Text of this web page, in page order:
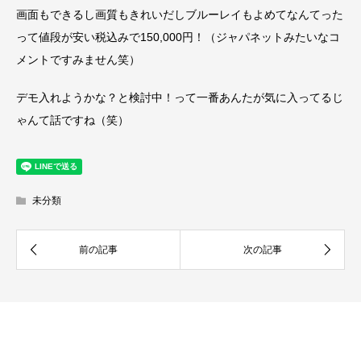
画面もできるし画質もきれいだしブルーレイもよめてなんてった
って値段が安い税込みで150,000円！（ジャパネットみたいなコ
メントですみません笑）
デモ入れようかな？と検討中！って一番あんたが気に入ってるじ
ゃんて話ですね（笑）
未分類